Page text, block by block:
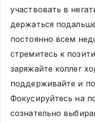
участвовать в
держаться
постоянно всем
стремитесь к
заряжайте коллег
поддерживайте и
Фокусируйтесь на
сознательно